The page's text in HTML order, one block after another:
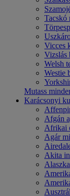
Tacskó
Vicces
Vizslás
Welsh
Westie
Mutass
Karácsonyi
Afgán
Afrikai
Agár
Akita